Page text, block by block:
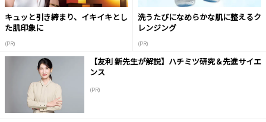
キュッと引き締まり、イキイキとし
た肌印象に
(PR)
洗うたびになめらかな肌に整えるク
レンジング
(PR)
【友利 新先生が解説】ハチミツ研究＆先進サイエ
ンス
(PR)